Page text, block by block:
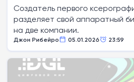
Создатель первого
разделяет свой аппаратный
на две компании.
Джон Рибейро 05.01.2026 23:59